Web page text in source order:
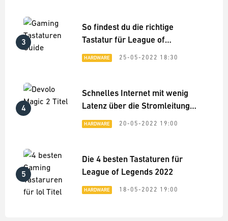
3
So findest du die richtige
Tastatur für League of
Legends - Hardware-Guide
HARDWARE 25-05-2022 18:30
4
Schnelles Internet mit wenig
Latenz über die Stromleitung
im ganzen Haus: Devolo Magic
2 Praxis-Test
HARDWARE 20-05-2022 19:00
5
Die 4 besten Tastaturen für
League of Legends 2022
HARDWARE 18-05-2022 19:00